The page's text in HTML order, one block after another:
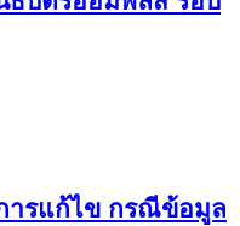
ารแก้ไข กรณีข้อมูล